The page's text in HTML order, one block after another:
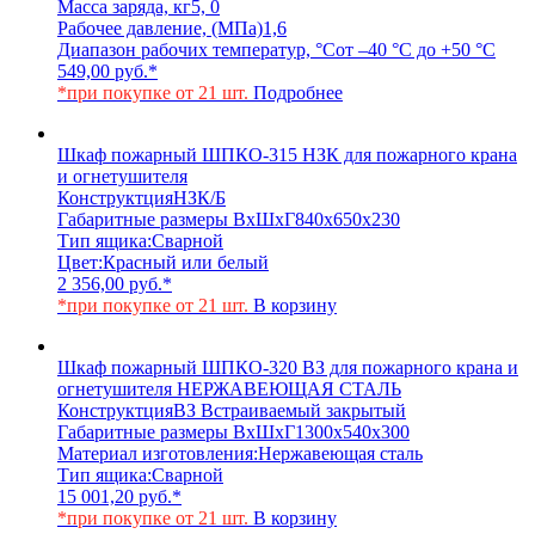
Масса заряда, кг5, 0
Рабочее давление, (МПа)1,6
Диапазон рабочих температур, °Сот –40 °С до +50 °С
549,00 руб.*
*при покупке от 21 шт. Подробнее
Шкаф пожарный ШПКО-315 НЗК для пожарного крана
и огнетушителя
КонструктцияНЗК/Б
Габаритные размеры ВхШхГ840х650х230
Тип ящика:Сварной
Цвет:Красный или белый
2 356,00 руб.*
*при покупке от 21 шт. В корзину
Шкаф пожарный ШПКО-320 ВЗ для пожарного крана и
огнетушителя НЕРЖАВЕЮЩАЯ СТАЛЬ
КонструктцияВЗ Встраиваемый закрытый
Габаритные размеры ВхШхГ1300х540х300
Материал изготовления:Нержавеющая сталь
Тип ящика:Сварной
15 001,20 руб.*
*при покупке от 21 шт. В корзину